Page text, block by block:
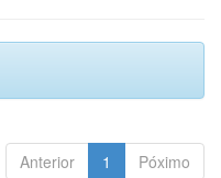
Anterior 1 Póximo